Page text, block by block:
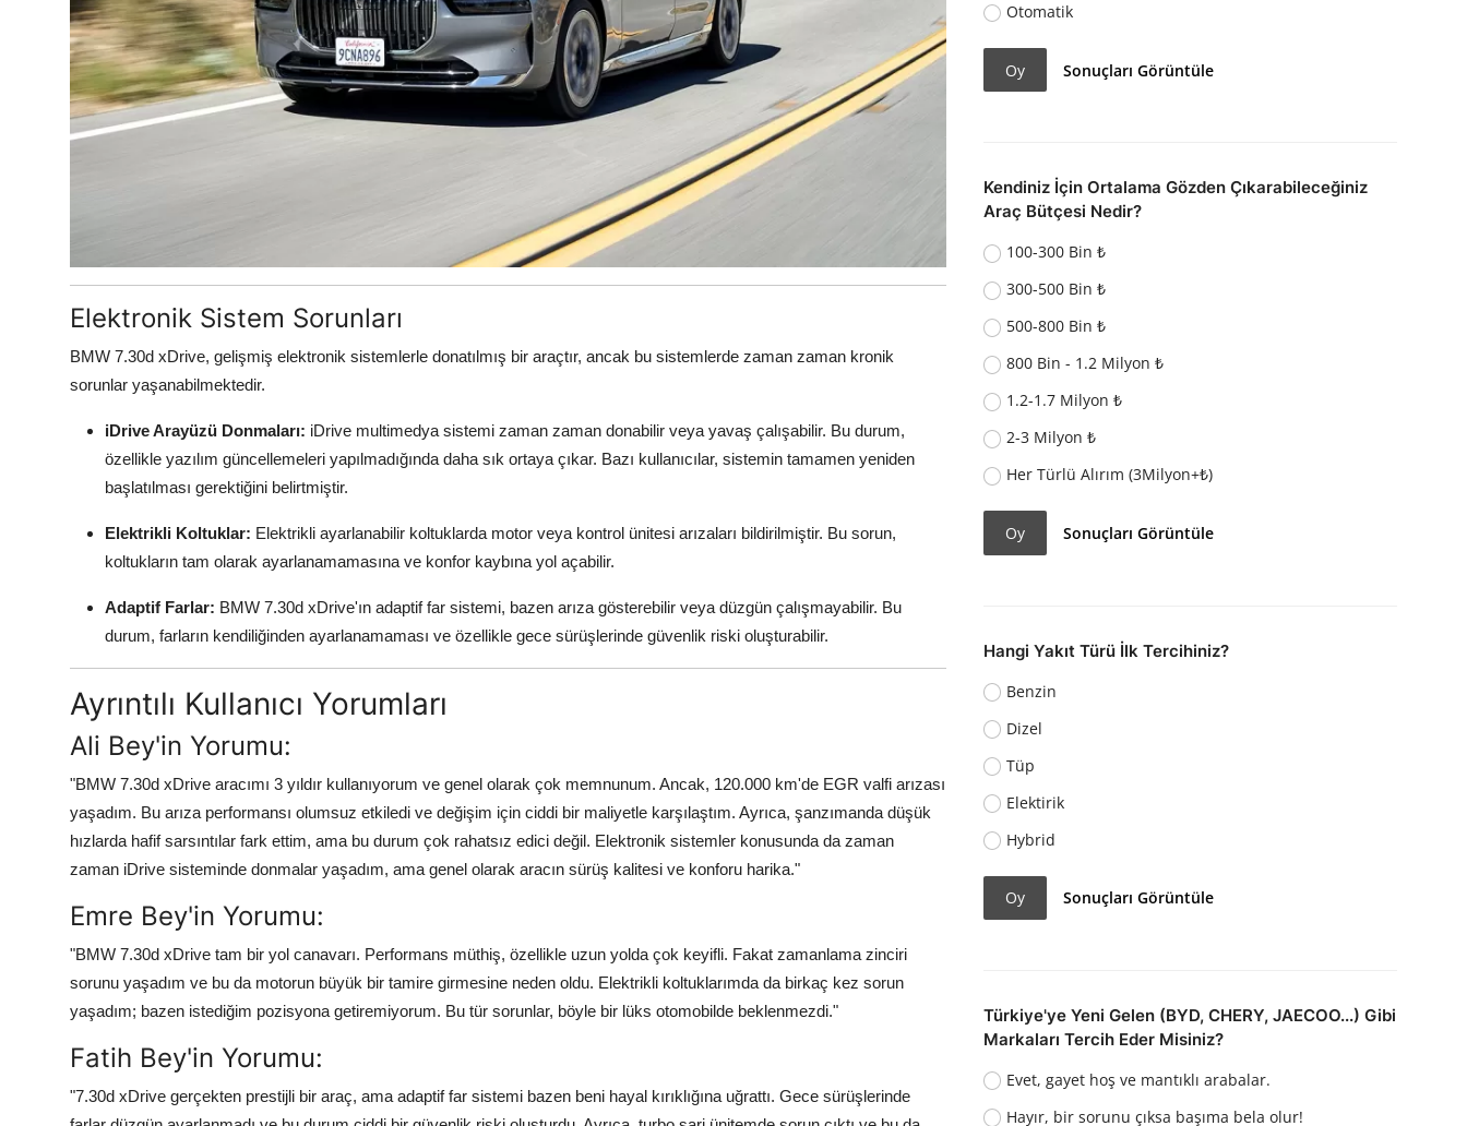
Elektronik Sistem Sorunları
BMW 7.30d xDrive, gelişmiş elektronik sistemlerle donatılmış bir araçtır, ancak bu sistemlerde zaman zaman kronik
sorunlar yaşanabilmektedir.
iDrive Arayüzü Donmaları: iDrive multimedya sistemi zaman zaman donabilir veya yavaş çalışabilir. Bu durum,
özellikle yazılım güncellemeleri yapılmadığında daha sık ortaya çıkar. Bazı kullanıcılar, sistemin tamamen yeniden
başlatılması gerektiğini belirtmiştir.
Elektrikli Koltuklar: Elektrikli ayarlanabilir koltuklarda motor veya kontrol ünitesi arızaları bildirilmiştir. Bu sorun,
koltukların tam olarak ayarlanamamasına ve konfor kaybına yol açabilir.
Adaptif Farlar: BMW 7.30d xDrive'ın adaptif far sistemi, bazen arıza gösterebilir veya düzgün çalışmayabilir. Bu
durum, farların kendiliğinden ayarlanamaması ve özellikle gece sürüşlerinde güvenlik riski oluşturabilir.
Ayrıntılı Kullanıcı Yorumları
Ali Bey'in Yorumu:
"BMW 7.30d xDrive aracımı 3 yıldır kullanıyorum ve genel olarak çok memnunum. Ancak, 120.000 km'de EGR valfi arızası
yaşadım. Bu arıza performansı olumsuz etkiledi ve değişim için ciddi bir maliyetle karşılaştım. Ayrıca, şanzımanda düşük
hızlarda hafif sarsıntılar fark ettim, ama bu durum çok rahatsız edici değil. Elektronik sistemler konusunda da zaman
zaman iDrive sisteminde donmalar yaşadım, ama genel olarak aracın sürüş kalitesi ve konforu harika."
Emre Bey'in Yorumu:
"BMW 7.30d xDrive tam bir yol canavarı. Performans müthiş, özellikle uzun yolda çok keyifli. Fakat zamanlama zinciri
sorunu yaşadım ve bu da motorun büyük bir tamire girmesine neden oldu. Elektrikli koltuklarımda da birkaç kez sorun
yaşadım; bazen istediğim pozisyona getiremiyorum. Bu tür sorunlar, böyle bir lüks otomobilde beklenmezdi."
Fatih Bey'in Yorumu:
"7.30d xDrive gerçekten prestijli bir araç, ama adaptif far sistemi bazen beni hayal kırıklığına uğrattı. Gece sürüşlerinde
Otomatik
Oy Sonuçları Görüntüle
Kendiniz İçin Ortalama Gözden Çıkarabileceğiniz
Araç Bütçesi Nedir?
100-300 Bin ₺
300-500 Bin ₺
500-800 Bin ₺
800 Bin - 1.2 Milyon ₺
1.2-1.7 Milyon ₺
2-3 Milyon ₺
Her Türlü Alırım (3Milyon+₺)
Oy Sonuçları Görüntüle
Hangi Yakıt Türü İlk Tercihiniz?
Benzin
Dizel
Tüp
Elektirik
Hybrid
Oy Sonuçları Görüntüle
Türkiye'ye Yeni Gelen (BYD, CHERY, JAECOO...) Gibi
Markaları Tercih Eder Misiniz?
Evet, gayet hoş ve mantıklı arabalar.
Hayır, bir sorunu çıksa başıma bela olur!